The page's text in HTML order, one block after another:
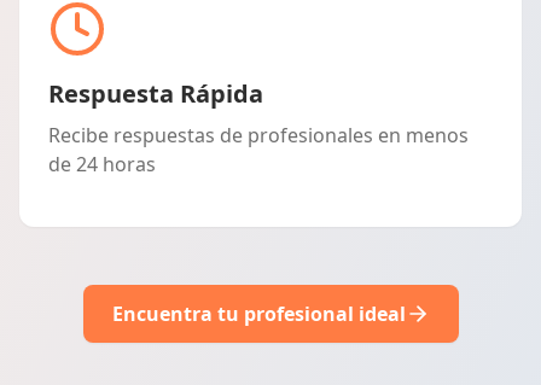
Respuesta Rápida
Recibe respuestas de profesionales en menos
de 24 horas
Encuentra tu profesional ideal